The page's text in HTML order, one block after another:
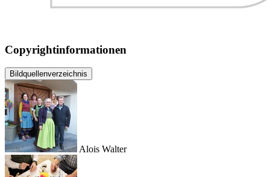
Copyrightinformationen
Bildquellenverzeichnis
Alois Walter